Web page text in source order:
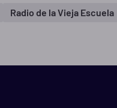
Radio de la Vieja Escuela